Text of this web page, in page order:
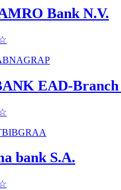
Bank N.V.
EAD-Branch
bank S.A.